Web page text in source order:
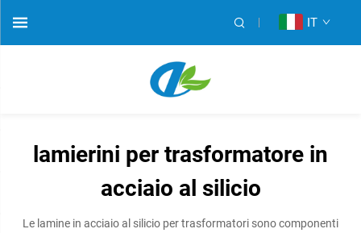
IT
lamierini per trasformatore in
acciaio al silicio
Le lamine in acciaio al silicio per trasformatori sono componenti